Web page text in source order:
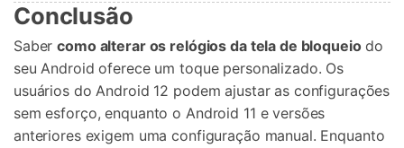
Conclusão
Sabercomo alterar os relógios da tela de bloqueiodo
seu Android oferece um toque personalizado. Os
usuários do Android 12 podem ajustar as configurações
sem esforço, enquanto o Android 11 e versões
anteriores exigem uma configuração manual. Enquanto